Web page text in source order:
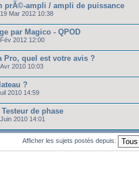
prÃ©-ampli / ampli de puissance
Mar 2012 10:38
par Magico - QPOD
2012 12:00
Pro, quel est votre avis ?
2010 10:03
?
2010 14:59
de phase
2010 14:01
Afficher les sujets postés depuis: